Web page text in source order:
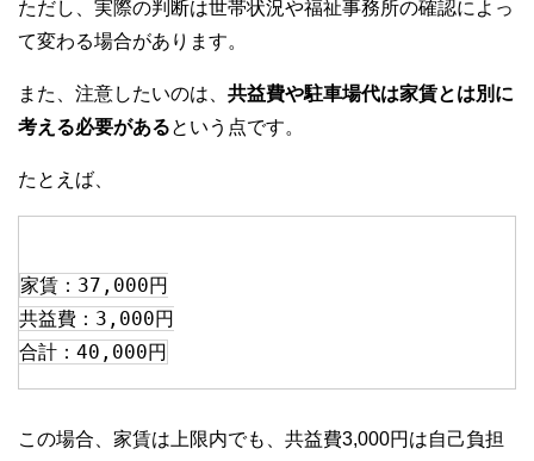
ただし、実際の判断は世帯状況や福祉事務所の確認によっ
て変わる場合があります。
また、注意したいのは、 共益費や駐車場代は家賃とは別に
考える必要があるという点です。
たとえば、
家賃：37,000円
共益費：3,000円
合計：40,000円
この場合、家賃は上限内でも、共益費3,000円は自己負担